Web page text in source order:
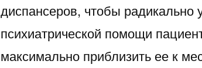
диспансеров, чтобы радикально
психиатрической помощи
максимально приблизить ее к